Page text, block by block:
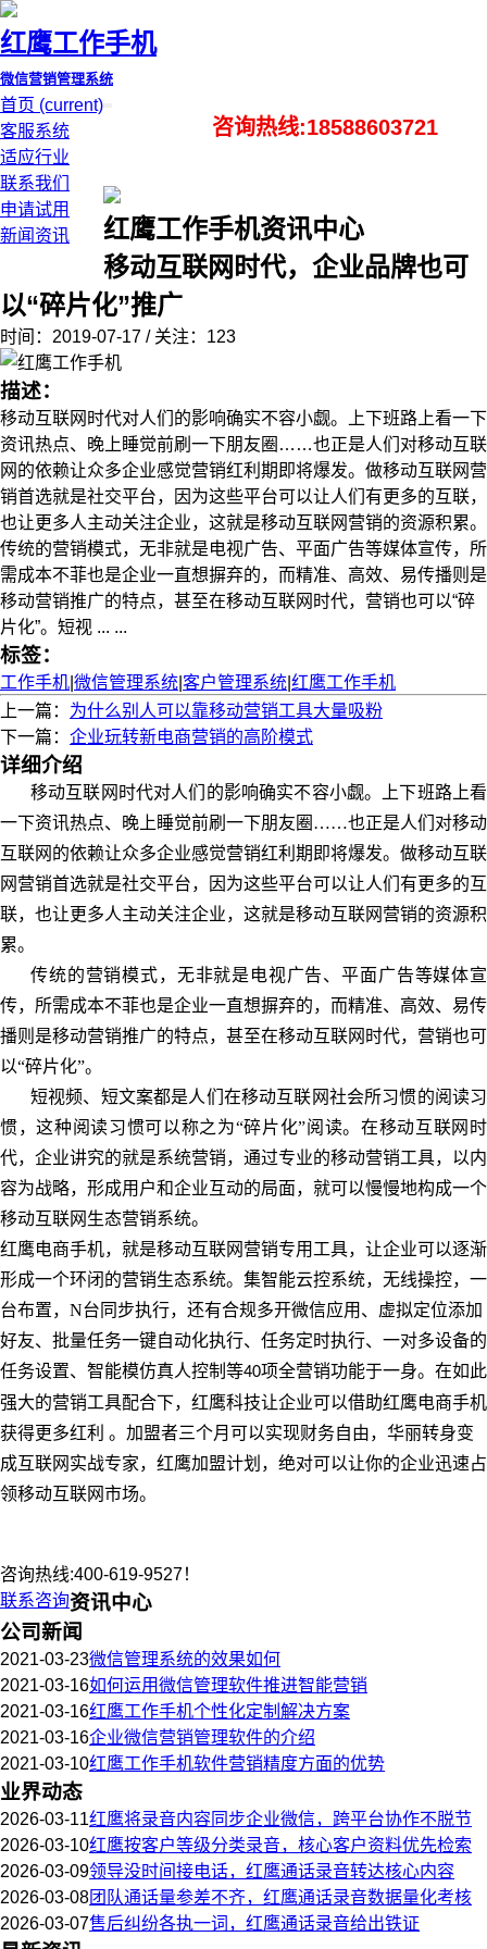
红鹰工作手机
微信营销管理系统
首页 (current)
客服系统
适应行业
联系我们
申请试用
新闻资讯
咨询热线:18588603721
红鹰工作手机资讯中心
移动互联网时代，企业品牌也可
以“碎片化”推广
时间：2019-07-17 / 关注：123
描述：
移动互联网时代对人们的影响确实不容小觑。上下班路上看一下
资讯热点、晚上睡觉前刷一下朋友圈……也正是人们对移动互联
网的依赖让众多企业感觉营销红利期即将爆发。做移动互联网营
销首选就是社交平台，因为这些平台可以让人们有更多的互联，
也让更多人主动关注企业，这就是移动互联网营销的资源积累。
传统的营销模式，无非就是电视广告、平面广告等媒体宣传，所
需成本不菲也是企业一直想摒弃的，而精准、高效、易传播则是
移动营销推广的特点，甚至在移动互联网时代，营销也可以“碎
片化”。短视 ... ...
标签：
工作手机 微信管理系统 客户管理系统 红鹰工作手机
上一篇： 为什么别人可以靠移动营销工具大量吸粉
下一篇： 企业玩转新电商营销的高阶模式
详细介绍
移动互联网时代对人们的影响确实不容小觑。上下班路上看
一下资讯热点、晚上睡觉前刷一下朋友圈……也正是人们对移动
互联网的依赖让众多企业感觉营销红利期即将爆发。做移动互联
网营销首选就是社交平台，因为这些平台可以让人们有更多的互
联，也让更多人主动关注企业，这就是移动互联网营销的资源积
累。
传统的营销模式，无非就是电视广告、平面广告等媒体宣
传，所需成本不菲也是企业一直想摒弃的，而精准、高效、易传
播则是移动营销推广的特点，甚至在移动互联网时代，营销也可
以“碎片化”。
短视频、短文案都是人们在移动互联网社会所习惯的阅读习
惯，这种阅读习惯可以称之为“碎片化”阅读。在移动互联网时
代，企业讲究的就是系统营销，通过专业的移动营销工具，以内
容为战略，形成用户和企业互动的局面，就可以慢慢地构成一个
移动互联网生态营销系统。
红鹰电商手机，就是移动互联网营销专用工具，让企业可以逐渐
形成一个环闭的营销生态系统。集智能云控系统，无线操控，一
台布置，N台同步执行，还有合规多开微信应用、虚拟定位添加
好友、批量任务一键自动化执行、任务定时执行、一对多设备的
任务设置、智能模仿真人控制等40项全营销功能于一身。在如此
强大的营销工具配合下，红鹰科技让企业可以借助红鹰电商手机
获得更多红利 。加盟者三个月可以实现财务自由，华丽转身变
成互联网实战专家，红鹰加盟计划，绝对可以让你的企业迅速占
领移动互联网市场。
咨询热线:400-619-9527！
联系咨询资讯中心
公司新闻
2021-03-23微信管理系统的效果如何
2021-03-16如何运用微信管理软件推进智能营销
2021-03-16红鹰工作手机个性化定制解决方案
2021-03-16企业微信营销管理软件的介绍
2021-03-10红鹰工作手机软件营销精度方面的优势
业界动态
2026-03-11红鹰将录音内容同步企业微信，跨平台协作不脱节
2026-03-10红鹰按客户等级分类录音，核心客户资料优先检索
2026-03-09领导没时间接电话，红鹰通话录音转达核心内容
2026-03-08团队通话量参差不齐，红鹰通话录音数据量化考核
2026-03-07售后纠纷各执一词，红鹰通话录音给出铁证